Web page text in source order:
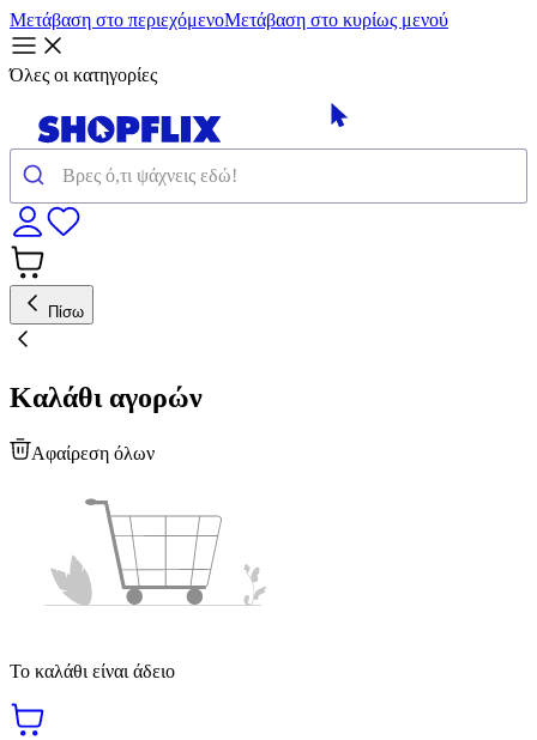
Μετάβαση στο περιεχόμενοΜετάβαση στο κυρίως μενού
Όλες οι κατηγορίες
Πίσω
Καλάθι αγορών
Αφαίρεση όλων
Το καλάθι είναι άδειο